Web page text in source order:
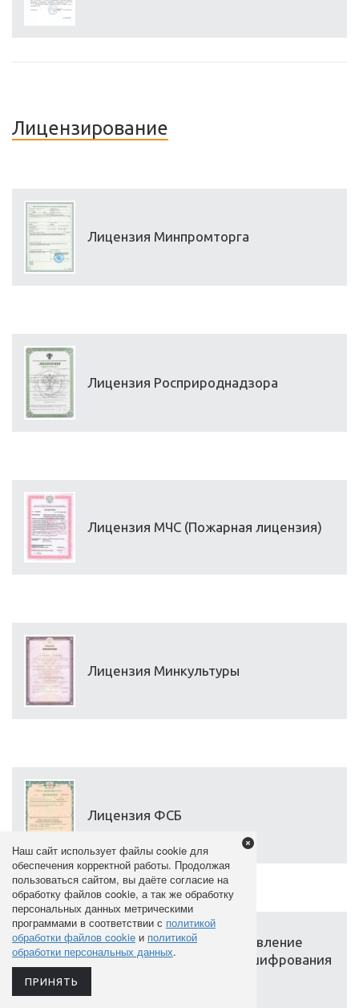
Лицензирование
Лицензия Минпромторга
Лицензия Росприроднадзора
Лицензия МЧС (Пожарная лицензия)
Лицензия Минкультуры
Лицензия ФСБ
Лицензия ФСБ на осуществление
деятельности в области шифрования
Наш сайт использует файлы cookie для
обеспечения корректной работы. Продолжая
пользоваться сайтом, вы даёте согласие на
обработку файлов cookie, а так же обработку
персональных данных метрическими
программами в соответствии с политикой
обработки файлов cookie и политикой
обработки персональных данных.
ПРИНЯТЬ